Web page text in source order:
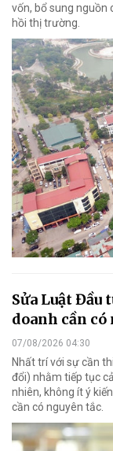
vốn, bổ sung nguồn
hồi thị trường.
Sửa Luật
doanh cần có
07/08/2026 04:30
Nhất trí với sự cần
đổi) nhằm tiếp tục
nhiên, không ít ý
cần có nguyên tắc.